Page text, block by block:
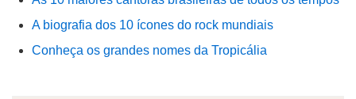
A biografia dos 10 ícones do rock mundiais
Conheça os grandes nomes da Tropicália